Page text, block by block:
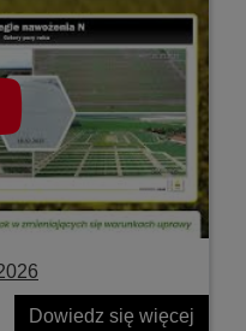
Dowiedz się więcej